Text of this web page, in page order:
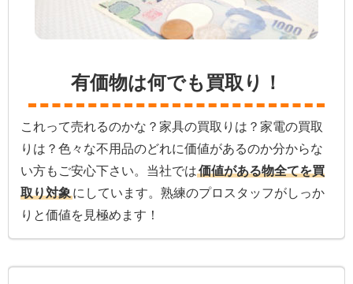
有価物は何でも買取り！
これって売れるのかな？家具の買取りは？家電の買取
りは？色々な不用品のどれに価値があるのか分からな
い方もご安心下さい。当社では価値がある物全てを買
取り対象にしています。熟練のプロスタッフがしっか
りと価値を見極めます！